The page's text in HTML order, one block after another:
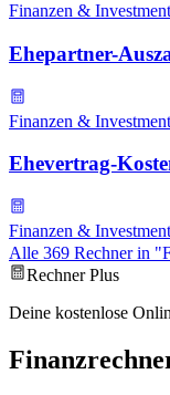
Finanzen & Investment
Ehepartner-
Finanzen & Investment
Ehevertrag-
Finanzen & Investment
Alle 369 Rechner in "
Rechner Plus
Deine kostenlose